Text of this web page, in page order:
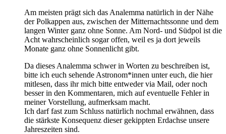
Am meisten prägt sich das Analemma natürlich in der Nähe
der Polkappen aus, zwischen der Mitternachtssonne und dem
langen Winter ganz ohne Sonne. Am Nord- und Südpol ist die
Acht wahrscheinlich sogar offen, weil es ja dort jeweils
Monate ganz ohne Sonnenlicht gibt.
Da dieses Analemma schwer in Worten zu beschreiben ist,
bitte ich euch sehende Astronom*innen unter euch, die hier
mitlesen, dass ihr mich bitte entweder via Mail, oder noch
besser in den Kommentaren, mich auf eventuelle Fehler in
meiner Vorstellung, aufmerksam macht.
Ich darf fast zum Schluss natürlich nochmal erwähnen, dass
die stärkste Konsequenz dieser gekippten Erdachse unsere
Jahreszeiten sind.